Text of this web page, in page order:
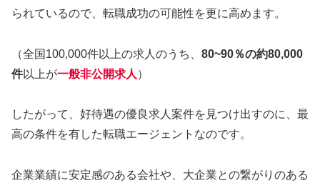
られているので、転職成功の可能性を更に高めます。
（全国100,000件以上の求人のうち、 80~90％の約80,000
件以上が一般非公開求人 ）
したがって、好待遇の優良求人案件を見つけ出すのに、最
高の条件を有した転職エージェントなのです。
企業業績に安定感のある会社や、大企業との繋がりのある